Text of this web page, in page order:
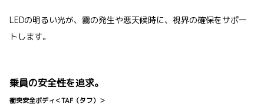
LEDの明るい光が、霧の発生や悪天候時に、視界の確保をサポー
トします。
乗員の安全性を追求。
衝突安全ボディ＜TAF（タフ）＞